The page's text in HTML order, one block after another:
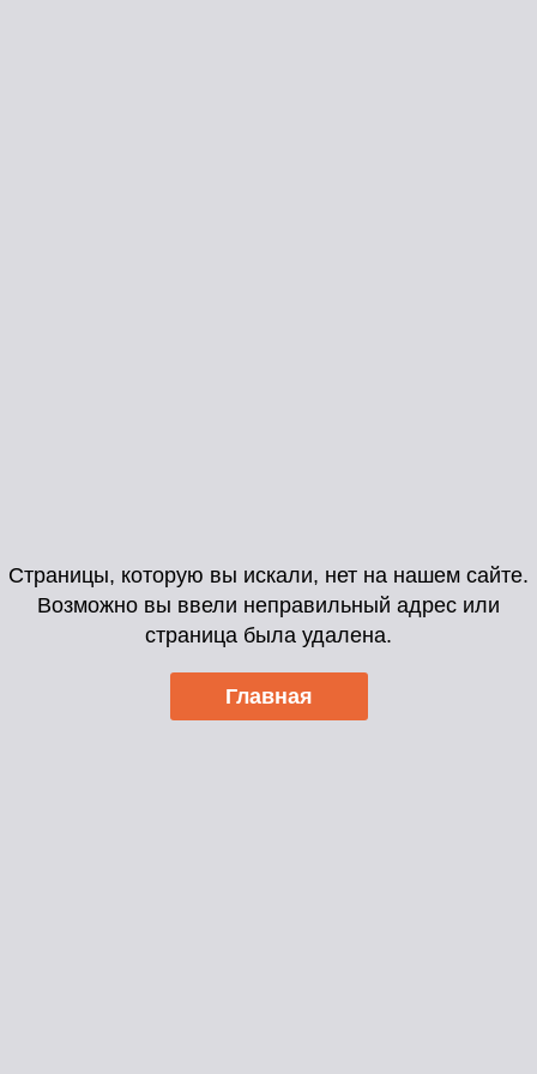
Страницы, которую вы искали, нет на нашем сайте.
Возможно вы ввели неправильный адрес или
страница была удалена.
Главная